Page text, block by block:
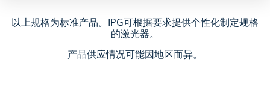
以上规格为标准产品。IPG可根据要求提供个性化制定规格
的激光器。
产品供应情况可能因地区而异。